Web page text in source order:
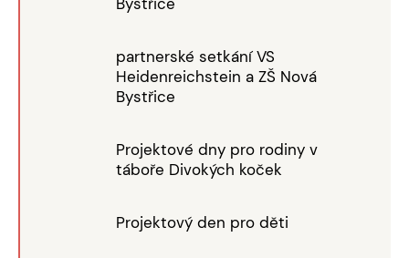
partnerské setkání VS
Heidenreichstein a ZŠ Nová
Bystřice
Projektové dny pro rodiny v
táboře Divokých koček
Projektový den pro děti